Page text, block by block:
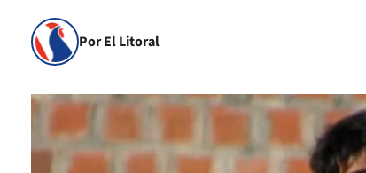
Por El Litoral